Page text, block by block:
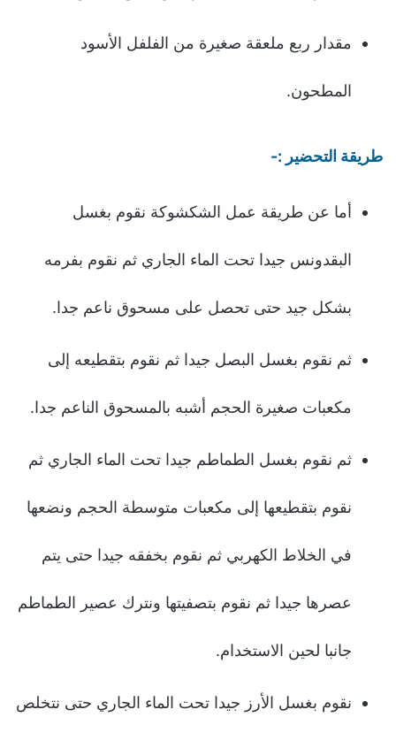
مقدار ربع ملعقة صغيرة من الفلفل الأسود
المطحون.
طريقة التحضير :-
أما عن طريقة عمل الشكشوكة نقوم بغسل
البقدونس جيدا تحت الماء الجاري ثم نقوم بفرمه
بشكل جيد حتى تحصل على مسحوق ناعم جدا.
ثم نقوم بغسل البصل جيدا ثم نقوم بتقطيعه إلى
مكعبات صغيرة الحجم أشبه بالمسحوق الناعم جدا.
ثم نقوم بغسل الطماطم جيدا تحت الماء الجاري ثم
نقوم بتقطيعها إلى مكعبات متوسطة الحجم ونضعها
في الخلاط الكهربي ثم نقوم بخفقه جيدا حتى يتم
عصرها جيدا ثم نقوم بتصفيتها ونترك عصير الطماطم
جانبا لحين الاستخدام.
نقوم بغسل الأرز جيدا تحت الماء الجاري حتى نتخلص